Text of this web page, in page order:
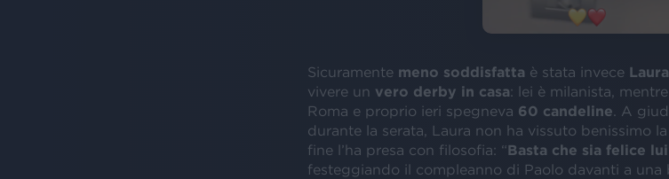
Sicuramente meno soddisfatta è stata invece
vivere un vero derby in casa: lei è milanista,
Roma e proprio ieri spegneva 60 candeline . A
durante la serata, Laura non ha vissuto benissimo
fine l’ha presa con filosofia: “Basta che sia felice lui
festeggiando il compleanno di Paolo davanti a una